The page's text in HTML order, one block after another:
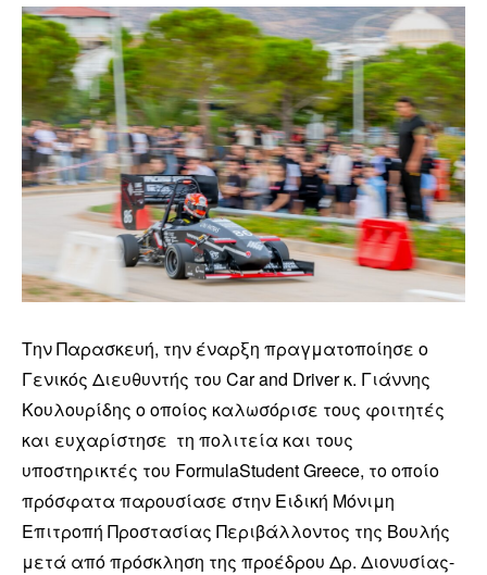
Την Παρασκευή, την έναρξη πραγματοποίησε ο
Γενικός Διευθυντής του Car and Driver κ. Γιάννης
Κουλουρίδης ο οποίος καλωσόρισε τους φοιτητές
και ευχαρίστησε τη πολιτεία και τους
υποστηρικτές του FormulaStudent Greece, το οποίο
πρόσφατα παρουσίασε στην Ειδική Μόνιμη
Επιτροπή Προστασίας Περιβάλλοντος της Βουλής
μετά από πρόσκληση της προέδρου Δρ. Διονυσίας-